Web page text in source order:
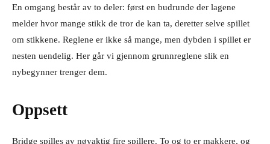
En omgang består av to deler: først en budrunde der lagene
melder hvor mange stikk de tror de kan ta, deretter selve spillet
om stikkene. Reglene er ikke så mange, men dybden i spillet er
nesten uendelig. Her går vi gjennom grunnreglene slik en
nybegynner trenger dem.
Oppsett
Bridge spilles av nøyaktig fire spillere. To og to er makkere, og